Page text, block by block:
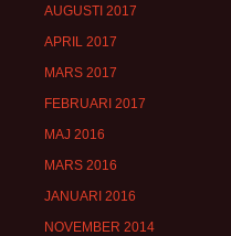
AUGUSTI 2017
APRIL 2017
MARS 2017
FEBRUARI 2017
MAJ 2016
MARS 2016
JANUARI 2016
NOVEMBER 2014